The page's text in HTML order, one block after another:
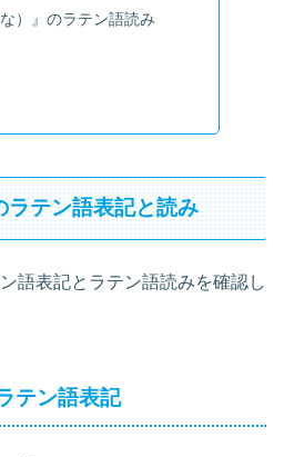
な）』のラテン語読み
ラテン語表記と読み
語表記とラテン語読みを確認し
テン語表記